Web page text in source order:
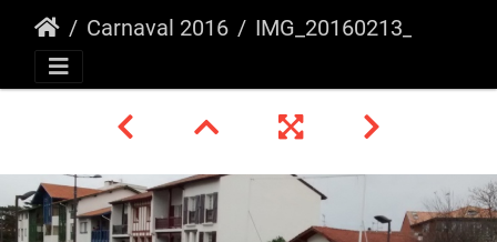
Carnaval 2016 IMG_20160213_164023859